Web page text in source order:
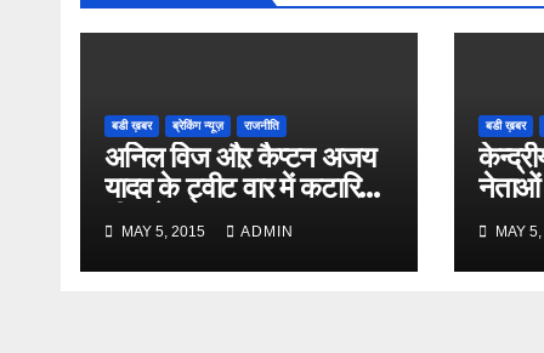
बडी ख़बर ब्रेकिंग न्यूज़ राजनीति
अनिल विज औऱ कैप्टन अजय
यादव के ट्वीट वार में कटारिया
भी कूदे
MAY 5, 2015 ADMIN
बडी ख़बर
नेताओं
MAY